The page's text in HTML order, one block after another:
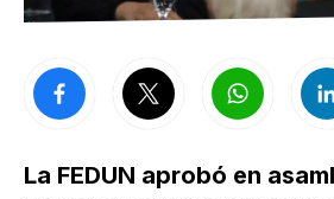
La FEDUN aprobó en